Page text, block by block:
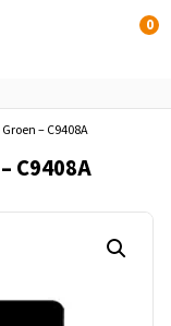
0
– C9408A
C9408A